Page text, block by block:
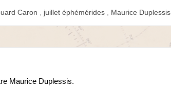
Caron juillet éphémérides Maurice Duplessis
Maurice Duplessis.